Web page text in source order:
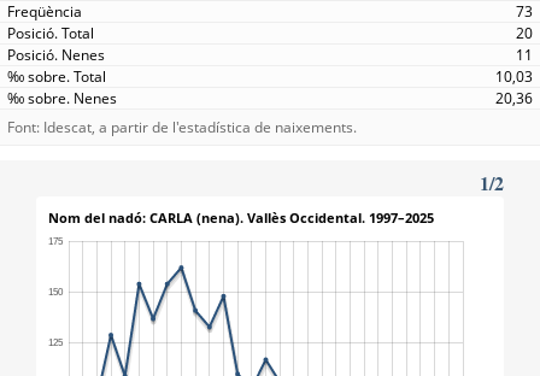
73
20
11
10,03
20,36
Font: Idescat, a partir de l'estadística de naixements.